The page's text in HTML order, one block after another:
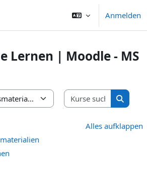
Anmelden
Lernen | Moodle - MS
Kurse
Kurse
Alles aufklappen